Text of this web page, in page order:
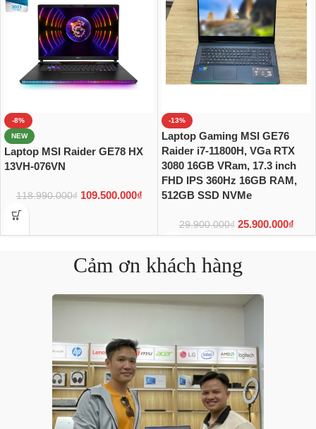
-8%
NEW
Laptop MSI Raider GE78 HX
13VH-076VN
118.990.000₫ 109.500.000₫
-13%
Laptop Gaming MSI GE76
Raider i7-11800H, VGa RTX
3080 16GB VRam, 17.3 inch
FHD IPS 360Hz 16GB RAM,
512GB SSD NVMe
29.900.000₫ 25.900.000₫
Cảm ơn khách hàng